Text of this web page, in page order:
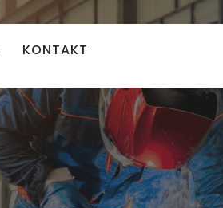
KONTAKT